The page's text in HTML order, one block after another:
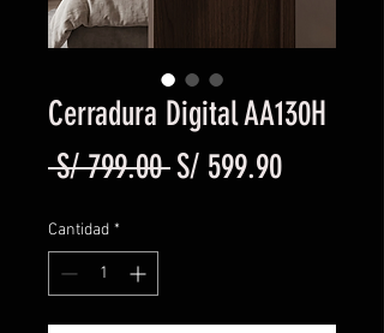
Cerradura Digital AA130H
S/ 799.00 Precio
S/ 599.90Precio de
Cantidad *